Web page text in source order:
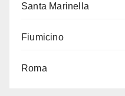
Santa Marinella
Fiumicino
Roma